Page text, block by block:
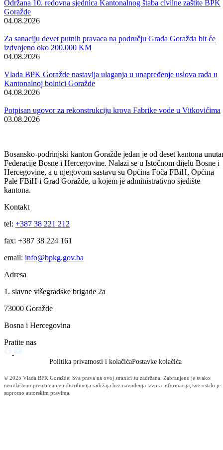
Otvorene pristigle prijave na Javni poziv za predlaganje kandidata za
dodjelu javnih priznanja Kantona za 2026. godinu
rekonstrukciji prostorija Kulturno-umjetničkog društva „Azot“
05.08.2026